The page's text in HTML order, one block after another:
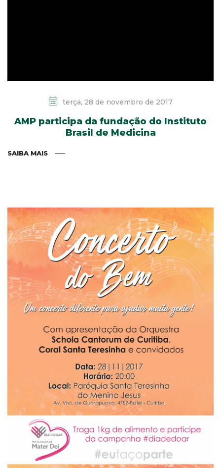
terça, 28 de novembro de 2017
AMP participa da fundação do Instituto
Brasil de Medicina
SAIBA MAIS